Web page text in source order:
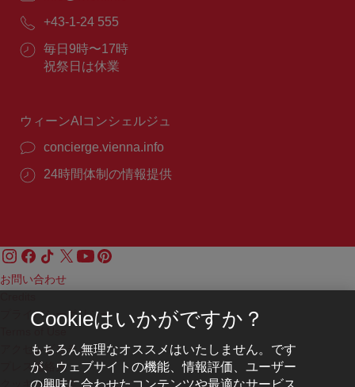
ー
ル：
電
番
号：
+43-1-24 555
営
業
毎日9時〜17時
祝祭日は休業
ウィーンAIコンシェルジュ
concierge.vienna.info
24時間体制の情報提供
お問い合わせ
プライバシーポリシー
アクセシビリティ
プレス連絡先
クッキーの設定
Cookieはいかがですか？
もちろん無理なオススメはいたしません。です
が、ウェブサイトの機能、情報評価、ユーザー
の興味に合わせたコンテンツや最適なサービス